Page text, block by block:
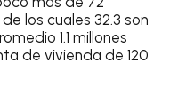
los cuales 32.3 son
1.1 millones
de vivienda de 120